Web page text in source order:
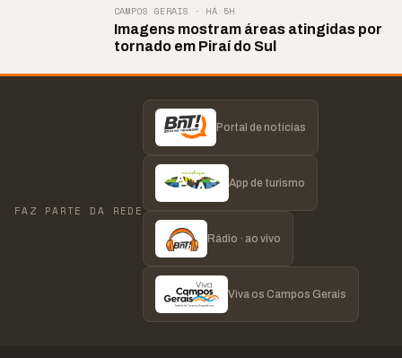
CAMPOS GERAIS · HÁ 5H
Imagens mostram áreas atingidas por
tornado em Piraí do Sul
FAZ PARTE DA REDE
Portal de notícias
App de turismo
Rádio · ao vivo
Viva os Campos Gerais